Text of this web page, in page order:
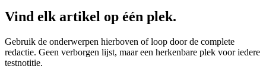
Vind elk artikel op één plek.
Gebruik de onderwerpen hierboven of loop door de complete
redactie. Geen verborgen lijst, maar een herkenbare plek voor iedere
testnotitie.